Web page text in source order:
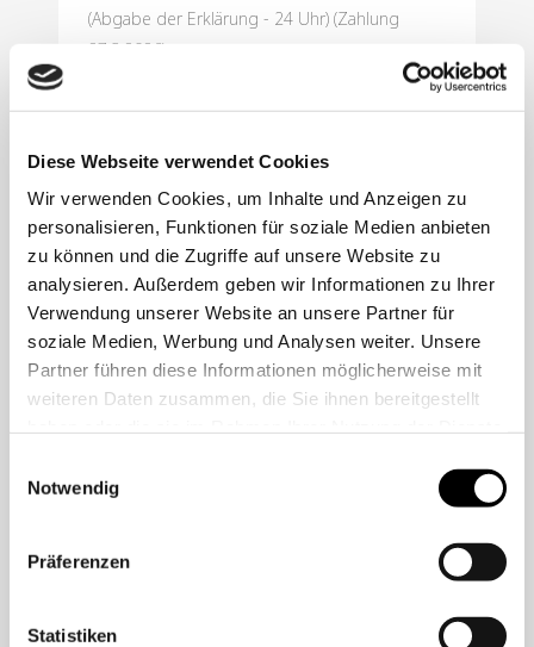
Diese Webseite verwendet Cookies
Wir verwenden Cookies, um Inhalte und Anzeigen zu
personalisieren, Funktionen für soziale Medien anbieten
zu können und die Zugriffe auf unsere Website zu
analysieren. Außerdem geben wir Informationen zu Ihrer
Verwendung unserer Website an unsere Partner für
soziale Medien, Werbung und Analysen weiter. Unsere
Partner führen diese Informationen möglicherweise mit
weiteren Daten zusammen, die Sie ihnen bereitgestellt
Notwendig
Präferenzen
Statistiken
(Abgabe der Erklärung - 24 Uhr) (Zahlung
27.3.2026) ...
1. März 2026
Widerruf trotz
Maßanfertigung –
kein Wertersatz
für Treppenlift
Verbraucher grundsätzlich Wertersatz für
Unternehmer bis zum Widerruf tatsächlich